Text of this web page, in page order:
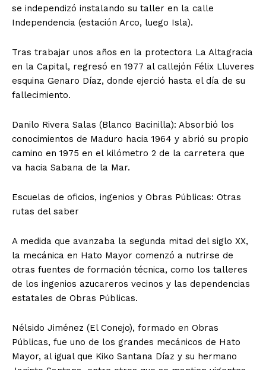
se independizó instalando su taller en la calle
Independencia (estación Arco, luego Isla).
Tras trabajar unos años en la protectora La Altagracia
en la Capital, regresó en 1977 al callejón Félix Lluveres
esquina Genaro Díaz, donde ejerció hasta el día de su
fallecimiento.
Danilo Rivera Salas (Blanco Bacinilla): Absorbió los
conocimientos de Maduro hacia 1964 y abrió su propio
camino en 1975 en el kilómetro 2 de la carretera que
va hacia Sabana de la Mar.
Escuelas de oficios, ingenios y Obras Públicas: Otras
rutas del saber
A medida que avanzaba la segunda mitad del siglo XX,
la mecánica en Hato Mayor comenzó a nutrirse de
otras fuentes de formación técnica, como los talleres
de los ingenios azucareros vecinos y las dependencias
estatales de Obras Públicas.
Nélsido Jiménez (El Conejo), formado en Obras
Públicas, fue uno de los grandes mecánicos de Hato
Mayor, al igual que Kiko Santana Díaz y su hermano